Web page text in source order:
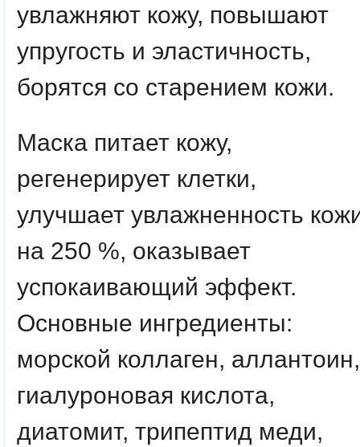
увлажняют кожу, повышают
упругость и эластичность,
борятся со старением кожи.
Маска питает кожу,
регенерирует клетки,
улучшает увлажненность
на 250 %, оказывает
успокаивающий эффект.
Основные ингредиенты:
морской коллаген, аллантоин,
гиалуроновая кислота,
диатомит, трипептид меди,